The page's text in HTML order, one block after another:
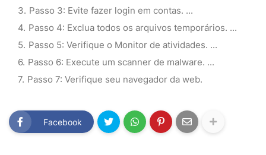
Passo 3: Evite fazer login em contas. ...
Passo 4: Exclua todos os arquivos temporários. ...
Passo 5: Verifique o Monitor de atividades. ...
Passo 6: Execute um scanner de malware. ...
Passo 7: Verifique seu navegador da web.
Facebook